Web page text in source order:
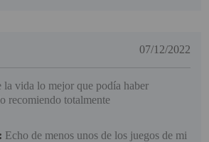
07/12/2022
la vida lo mejor que podía haber
recomiendo totalmente
Echo de menos unos de los juegos de mi